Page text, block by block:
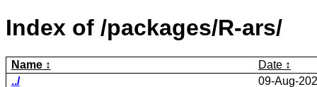
Index of /packages/R-ars/
Name
Date
../
09-Aug-